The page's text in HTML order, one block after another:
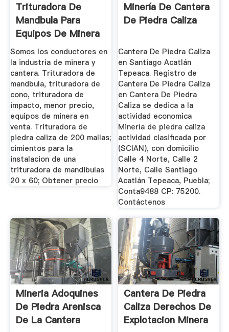
Trituradora De
Mandbula Para
Equipos De Minera
De Carbn De ...
Somos los conductores en
la industria de minera y
cantera. Trituradora de
mandbula, trituradora de
cono, trituradora de
impacto, menor precio,
equipos de minera en
venta. Trituradora de
piedra caliza de 200 mallas;
cimientos para la
instalacion de una
trituradora de mandibulas
20 x 60; Obtener precio
Minería De Cantera
De Piedra Caliza
Cantera De Piedra Caliza
en Santiago Acatlán
Tepeaca. Registro de
Cantera De Piedra Caliza
en Cantera De Piedra
Caliza se dedica a la
actividad economica
Minería de piedra caliza
actividad clasificada por
(SCIAN), con domicilio
Calle 4 Norte, Calle 2
Norte, Calle Santiago
Acatlán Tepeaca, Puebla;
Conta9488 CP: 75200.
Contáctenos
Mineria Adoquines
De Piedra Arenisca
De La Cantera
Cantera De Piedra
Caliza Derechos De
Explotacion Minera